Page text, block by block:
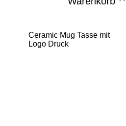
Ceramic Mug Tasse mit
Logo Druck